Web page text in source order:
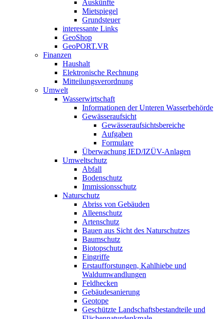
Auskünfte
Mietspiegel
Grundsteuer
interessante Links
GeoShop
GeoPORT.VR
Finanzen
Haushalt
Elektronische Rechnung
Mitteilungsverordnung
Umwelt
Wasserwirtschaft
Informationen der Unteren Wasserbehörde
Gewässeraufsicht
Gewässeraufsichtsbereiche
Aufgaben
Formulare
Überwachung IED/IZÜV-Anlagen
Umweltschutz
Abfall
Bodenschutz
Immissionsschutz
Naturschutz
Abriss von Gebäuden
Alleenschutz
Artenschutz
Bauen aus Sicht des Naturschutzes
Baumschutz
Biotopschutz
Eingriffe
Erstaufforstungen, Kahlhiebe und
Waldumwandlungen
Feldhecken
Gebäudesanierung
Geotope
Geschützte Landschaftsbestandteile und